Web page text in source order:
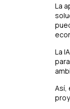
La
La
Así,